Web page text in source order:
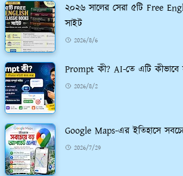
২০২৬ সালের সেরা ৫টি Free
সাইট
2026/8/6
Prompt কী? AI-তে এটি
2026/8/2
Google Maps-এর ইতিহাসে
2026/7/29